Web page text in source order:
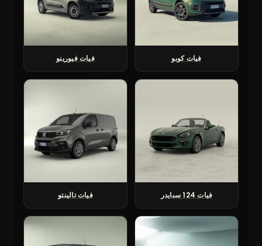
فيات كوبو فيات فيورينو
فيات 124 سبايدر فيات تالينتو